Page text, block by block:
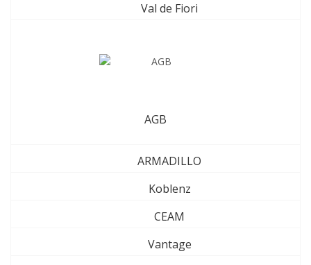
Val de Fiori
AGB
ARMADILLO
Koblenz
CEAM
Vantage